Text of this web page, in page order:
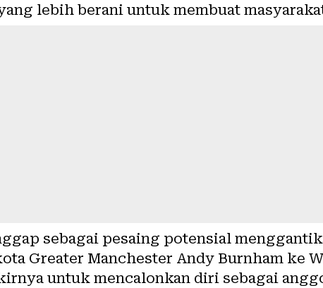
lebih berani untuk membuat
sebagai pesaing potensial
Greater Manchester Andy Burnham ke
untuk mencalonkan diri sebagai